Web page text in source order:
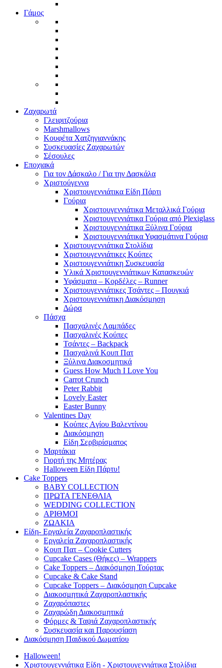
Γάμος
Ζαχαρωτά
Γλειφιτζούρια
Marshmallows
Κουφέτα Χατζηγιαννάκης
Συσκευασίες Ζαχαρωτών
Σέσουλες
Εποχιακά
Για τον Δάσκαλο / Για την Δασκάλα
Χριστούγεννα
Χριστουγεννιάτικα Είδη Πάρτι
Γούρια
Χριστουγεννιάτικα Μεταλλικά Γούρια
Χριστουγεννιάτικα Γούρια από Plexiglass
Χριστουγεννιάτικα Ξύλινα Γούρια
Χριστουγεννιάτικα Υφασμάτινα Γούρια
Χριστουγεννιάτικα Στολίδια
Χριστουγεννιάτικες Κούπες
Χριστουγεννιάτικη Συσκευασία
Υλικά Χριστουγεννιάτικων Κατασκευών
Υφάσματα – Κορδέλες – Runner
Χριστουγεννιάτικες Τσάντες – Πουγκιά
Χριστουγεννιάτικη Διακόσμηση
Δώρα
Πάσχα
Πασχαλινές Λαμπάδες
Πασχαλινές Κούπες
Τσάντες – Backpack
Πασχαλινά Κουπ Πατ
Ξύλινα Διακοσμητικά
Guess How Much I Love You
Carrot Crunch
Peter Rabbit
Lovely Easter
Easter Bunny
Valentines Day
Κούπες Aγίου Βαλεντίνου
Διακόσμηση
Είδη Σερβιρίσματος
Μαρτάκια
Γιορτή της Μητέρας
Halloween Είδη Πάρτυ!
Cake Toppers
BABY COLLECTION
ΠΡΩΤΑ ΓΕΝΕΘΛΙΑ
WEDDING COLLECTION
ΑΡΙΘΜΟΙ
ΖΩΑΚΙΑ
Είδη- Εργαλεία Ζαχαροπλαστικής
Εργαλεία Ζαχαροπλαστικής
Κουπ Πατ – Cookie Cutters
Cupcake Cases (Θήκες) – Wrappers
Cake Toppers – Διακόσμηση Τούρτας
Cupcake & Cake Stand
Cupcake Toppers – Διακόσμηση Cupcake
Διακοσμητικά Ζαχαροπλαστικής
Ζαχαρόπαστες
Ζαχαρώδη Διακοσμητικά
Φόρμες & Ταψιά Ζαχαροπλαστικής
Συσκευασία και Παρουσίαση
Διακόσμηση Παιδικού Δωματίου
Halloween!
Χριστουγεννιάτικα Είδη - Χριστουγεννιάτικα Στολίδια